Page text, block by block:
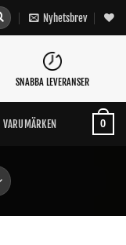
Nyhetsbrev
SNABBA LEVERANSER
VARUMÄRKEN 0